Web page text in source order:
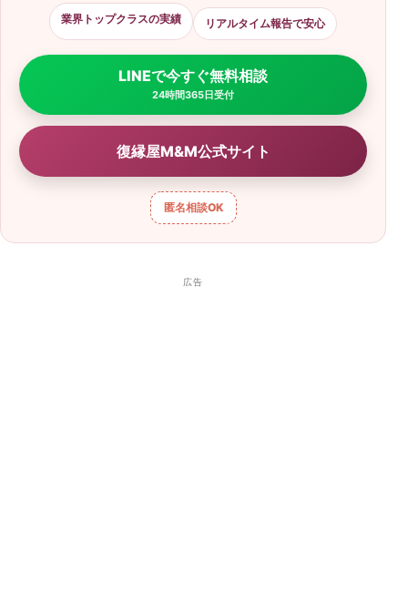
業界トップクラスの実績 リアルタイム報告で安心
LINEで今すぐ無料相談
24時間365日受付
復縁屋M&M公式サイト
匿名相談OK
広告